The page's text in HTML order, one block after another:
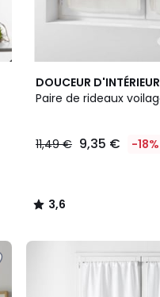
DOUCEUR D'INTÉRIEUR
11,49 € 9,35 € -18%
3,6
/ 5
4
Couleurs
3,6
/